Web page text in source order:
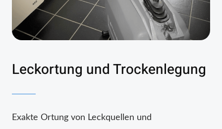
Leckortung und Trockenlegung
Exakte Ortung von Leckquellen und